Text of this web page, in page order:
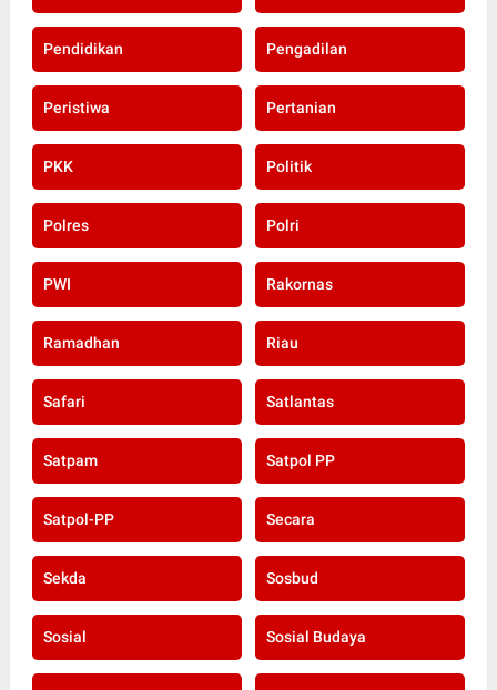
Pendidikan Pengadilan
Peristiwa Pertanian
PKK Politik
Polres Polri
PWI Rakornas
Ramadhan Riau
Safari Satlantas
Satpam Satpol PP
Satpol-PP Secara
Sekda Sosbud
Sosial Sosial Budaya